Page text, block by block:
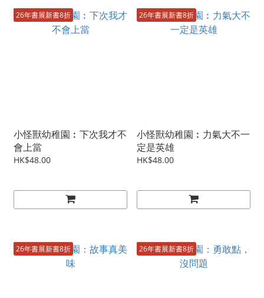
26年書展新書8折
小怪獸幼稚園︰下次我才不
會上當
HK$48.00
26年書展新書8折
小怪獸幼稚園︰力氣大不一
定是英雄
HK$48.00
26年書展新書8折 26年書展新書8折